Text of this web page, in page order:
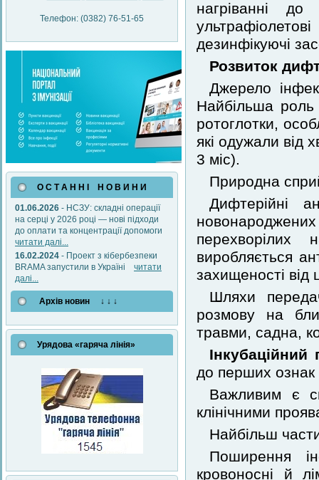
Телефон: (0382) 76-51-65
О С Т А Н Н І Н О В И Н И
01.06.2026 - НСЗУ: складні операції
на серці у 2026 році — нові підходи
до оплати та концентрації допомоги
читати далі...
16.02.2024 - Проект з кібербезпеки
BRAMA запустили в Україні читати
далі...
Архів новин ↓ ↓ ↓
Урядова «гаряча лінія»
нагріванні
дезинфікуючі
Розвиток
Джерело
Найбільша
ротоглотки,
які одужали від
3 міс).
Природна
Дифтерійні
новонароджених
виробляється
захищеності від
Шляхи
розмову на
травми, садна,
Інкубаційний
до перших ознак
Важливим є
клінічними
Найбільш
Поширення
кровоносні й